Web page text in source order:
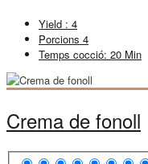
Yield : 4
Porcions 4
Temps cocció: 20 Min
Crema de fonoll